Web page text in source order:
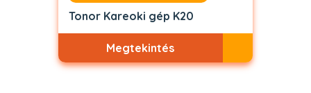
Tonor Kareoki gép K20
Megtekintés